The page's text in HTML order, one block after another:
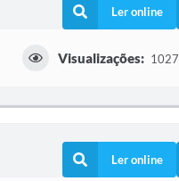
Ler online
Visualizações: 1027
Ler online